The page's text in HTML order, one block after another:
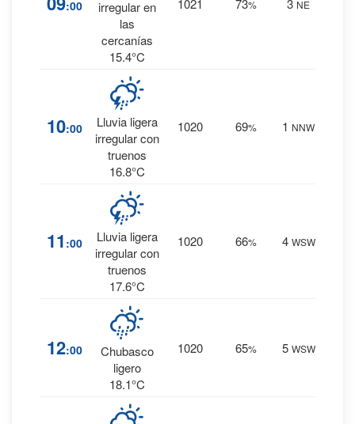
:00
irregular en
las
cercanías
15.4°C
1021 73% 3 NE
10:00
Lluvia ligera
irregular con
truenos
16.8°C
1020 69% 1 NNW
11 :00
Lluvia ligera
irregular con
truenos
17.6°C
1020 66% 4 WSW
12:00
Chubasco
ligero
18.1°C
1020 65% 5 WSW